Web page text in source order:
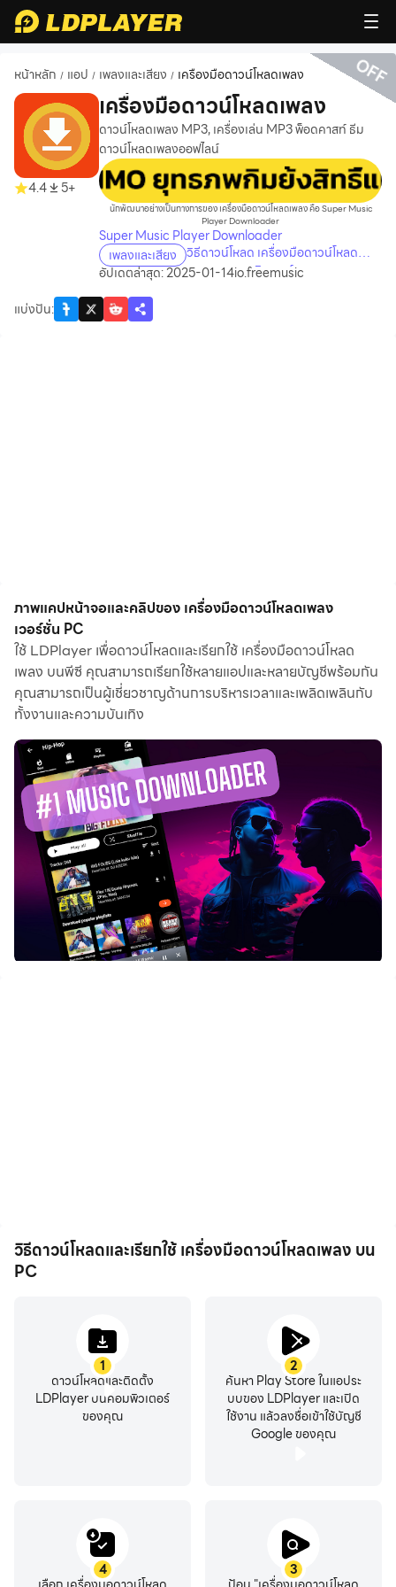
หน้าหลัก / แอป / เพลงและเสียง / เครื่องมือดาวน์โหลดเพลง
4.4 5+
เครื่องมือดาวน์โหลดเพลง
ดาวน์โหลดเพลง MP3, เครื่องเล่น MP3 พ็อดคาสท์ ธีม
ดาวน์โหลดเพลงออฟไลน์
recommend
นักพัฒนาอย่างเป็นทางการของ เครื่องมือดาวน์โหลดเพลง คือ Super Music
Player Downloader
Super Music Player Downloader
เพลงและเสียง วิธีดาวน์โหลด เครื่องมือดาวน์โหลด
เพลง บนคอมพิวเตอร์
อัปเดตล่าสุด: 2025-01-14io.freemusic
แบ่งปัน:
OFF
ภาพแคปหน้าจอและคลิปของ เครื่องมือดาวน์โหลดเพลง
เวอร์ชั่น PC
ใช้ LDPlayer เพื่อดาวน์โหลดและเรียกใช้ เครื่องมือดาวน์โหลด
เพลง บนพีซี คุณสามารถเรียกใช้หลายแอปและหลายบัญชีพร้อมกัน
คุณสามารถเป็นผู้เชี่ยวชาญด้านการบริหารเวลาและเพลิดเพลินกับ
ทั้งงานและความบันเทิง
วิธีดาวน์โหลดและเรียกใช้ เครื่องมือดาวน์โหลดเพลง บน
PC
1
ดาวน์โหลดและติดตั้ง
LDPlayer บนคอมพิวเตอร์
ของคุณ
2
ค้นหา Play Store ในแอประ
บบของ LDPlayer และเปิด
ใช้งาน แล้วลงชื่อเข้าใช้บัญชี
Google ของคุณ
3
4